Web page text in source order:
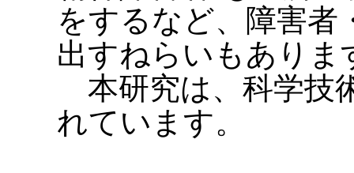
をするなど、障害者
出すねらいもありま
本研究は、科学技
れています。